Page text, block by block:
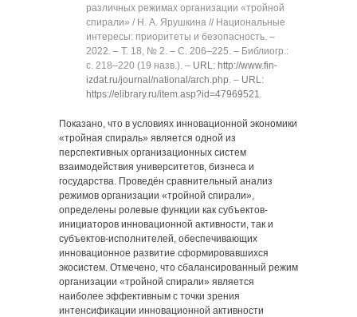
различных режимах организации «тройной
спирали» / Н. А. Ярушкина // Национальные
интересы: приоритеты и безопасность. ‒
2022. ‒ Т. 18, № 2. ‒ C. 206‒225. ‒ Библиогр.:
с. 218‒220 (19 назв.). ‒ URL: http://www.fin-
izdat.ru/journal/national/arch.php. ‒ URL:
https://elibrary.ru/item.asp?id=47969521.
Показано, что в условиях инновационной экономики
«тройная спираль» является одной из
перспективных организационных систем
взаимодействия университетов, бизнеса и
государства. Проведён сравнительный анализ
режимов организации «тройной спирали»,
определены ролевые функции как субъектов-
инициаторов инновационной активности, так и
субъектов-исполнителей, обеспечивающих
инновационное развитие сформировавшихся
экосистем. Отмечено, что сбалансированный режим
организации «тройной спирали» является
наиболее эффективным с точки зрения
интенсификации инновационной активности